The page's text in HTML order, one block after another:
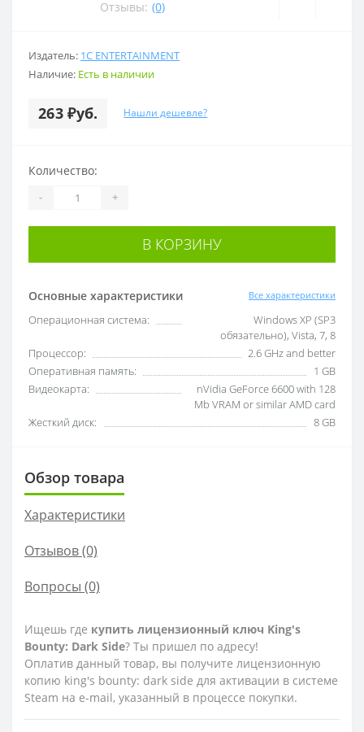
Отзывы: (0)
Издатель: 1C ENTERTAINMENT
Наличие: Есть в наличии
263 ₽уб. Нашли дешевле?
Основные характеристики Все характеристики
Операционная система:
Windows XP (SP3
обязательно), Vista, 7, 8
Процессор:
2.6 GHz and better
Оперативная память:
1 GB
Видеокарта:
nVidia GeForce 6600 with 128
Mb VRAM or similar AMD card
Жесткий диск:
8 GB
Количество:
- +
В КОРЗИНУ
Обзор товара
Характеристики
Отзывов (0)
Вопросы (0)
Ищешь где купить лицензионный ключ King's
Bounty: Dark Side? Ты пришел по адресу!
Оплатив данный товар, вы получите лицензионную
копию king's bounty: dark side для активации в системе
Steam на e-mail, указанный в процессе покупки.